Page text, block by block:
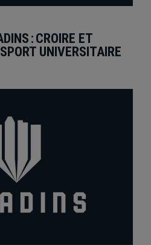
: CROIRE ET
UNIVERSITAIRE